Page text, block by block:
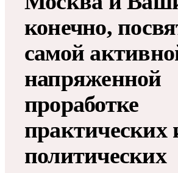
конечно,
самой
напряженной
проработке
практических
политических